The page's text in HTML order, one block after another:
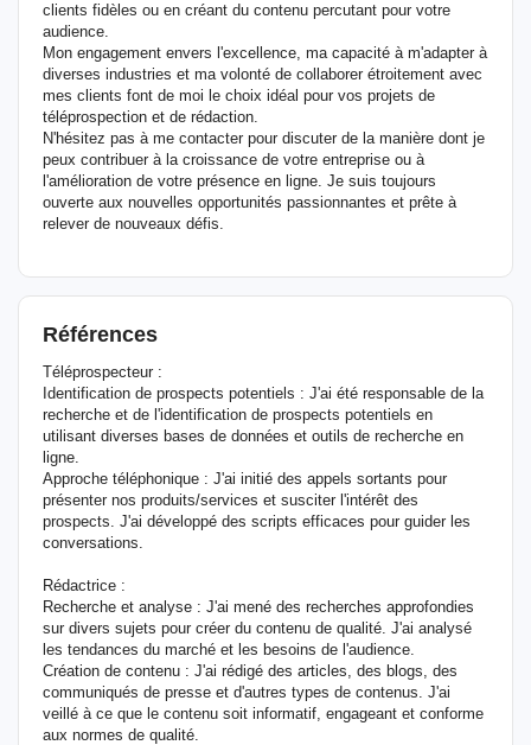
clients fidèles ou en créant du contenu percutant pour votre
audience.
Mon engagement envers l'excellence, ma capacité à m'adapter à
diverses industries et ma volonté de collaborer étroitement avec
mes clients font de moi le choix idéal pour vos projets de
téléprospection et de rédaction.
N'hésitez pas à me contacter pour discuter de la manière dont je
peux contribuer à la croissance de votre entreprise ou à
l'amélioration de votre présence en ligne. Je suis toujours
ouverte aux nouvelles opportunités passionnantes et prête à
relever de nouveaux défis.
Références
Téléprospecteur :
Identification de prospects potentiels : J'ai été responsable de la
recherche et de l'identification de prospects potentiels en
utilisant diverses bases de données et outils de recherche en
ligne.
Approche téléphonique : J'ai initié des appels sortants pour
présenter nos produits/services et susciter l'intérêt des
prospects. J'ai développé des scripts efficaces pour guider les
conversations.
Rédactrice :
Recherche et analyse : J'ai mené des recherches approfondies
sur divers sujets pour créer du contenu de qualité. J'ai analysé
les tendances du marché et les besoins de l'audience.
Création de contenu : J'ai rédigé des articles, des blogs, des
communiqués de presse et d'autres types de contenus. J'ai
veillé à ce que le contenu soit informatif, engageant et conforme
aux normes de qualité.